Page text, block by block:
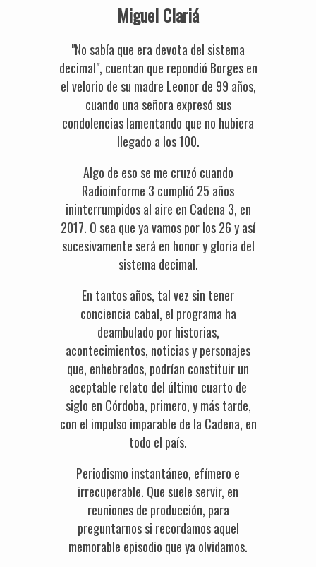
Miguel Clariá
"No sabía que era devota del sistema
decimal", cuentan que repondió Borges en
el velorio de su madre Leonor de 99 años,
cuando una señora expresó sus
condolencias lamentando que no hubiera
llegado a los 100.
Algo de eso se me cruzó cuando
Radioinforme 3 cumplió 25 años
ininterrumpidos al aire en Cadena 3, en
2017. O sea que ya vamos por los 26 y así
sucesivamente será en honor y gloria del
sistema decimal.
En tantos años, tal vez sin tener
conciencia cabal, el programa ha
deambulado por historias,
acontecimientos, noticias y personajes
que, enhebrados, podrían constituir un
aceptable relato del último cuarto de
siglo en Córdoba, primero, y más tarde,
con el impulso imparable de la Cadena, en
todo el país.
Periodismo instantáneo, efímero e
irrecuperable. Que suele servir, en
reuniones de producción, para
preguntarnos si recordamos aquel
memorable episodio que ya olvidamos.